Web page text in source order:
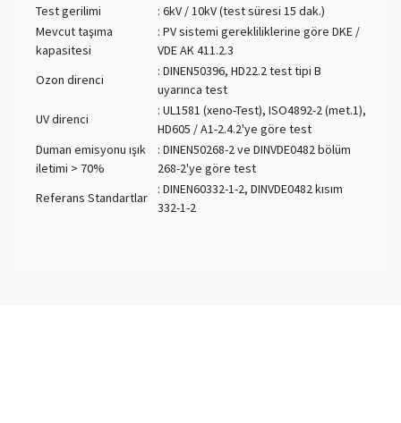
Test gerilimi
: 6kV / 10kV (test süresi 15 dak.)
Mevcut taşıma
kapasitesi
: PV sistemi gerekliliklerine göre DKE /
VDE AK 411.2.3
Ozon direnci
: DINEN50396, HD22.2 test tipi B
uyarınca test
UV direnci
: UL1581 (xeno-Test), ISO4892-2 (met.1),
HD605 / A1-2.4.2'ye göre test
Duman emisyonu ışık
iletimi > 70%
: DINEN50268-2 ve DINVDE0482 bölüm
268-2'ye göre test
Referans Standartlar
: DINEN60332-1-2, DINVDE0482 kısım
332-1-2